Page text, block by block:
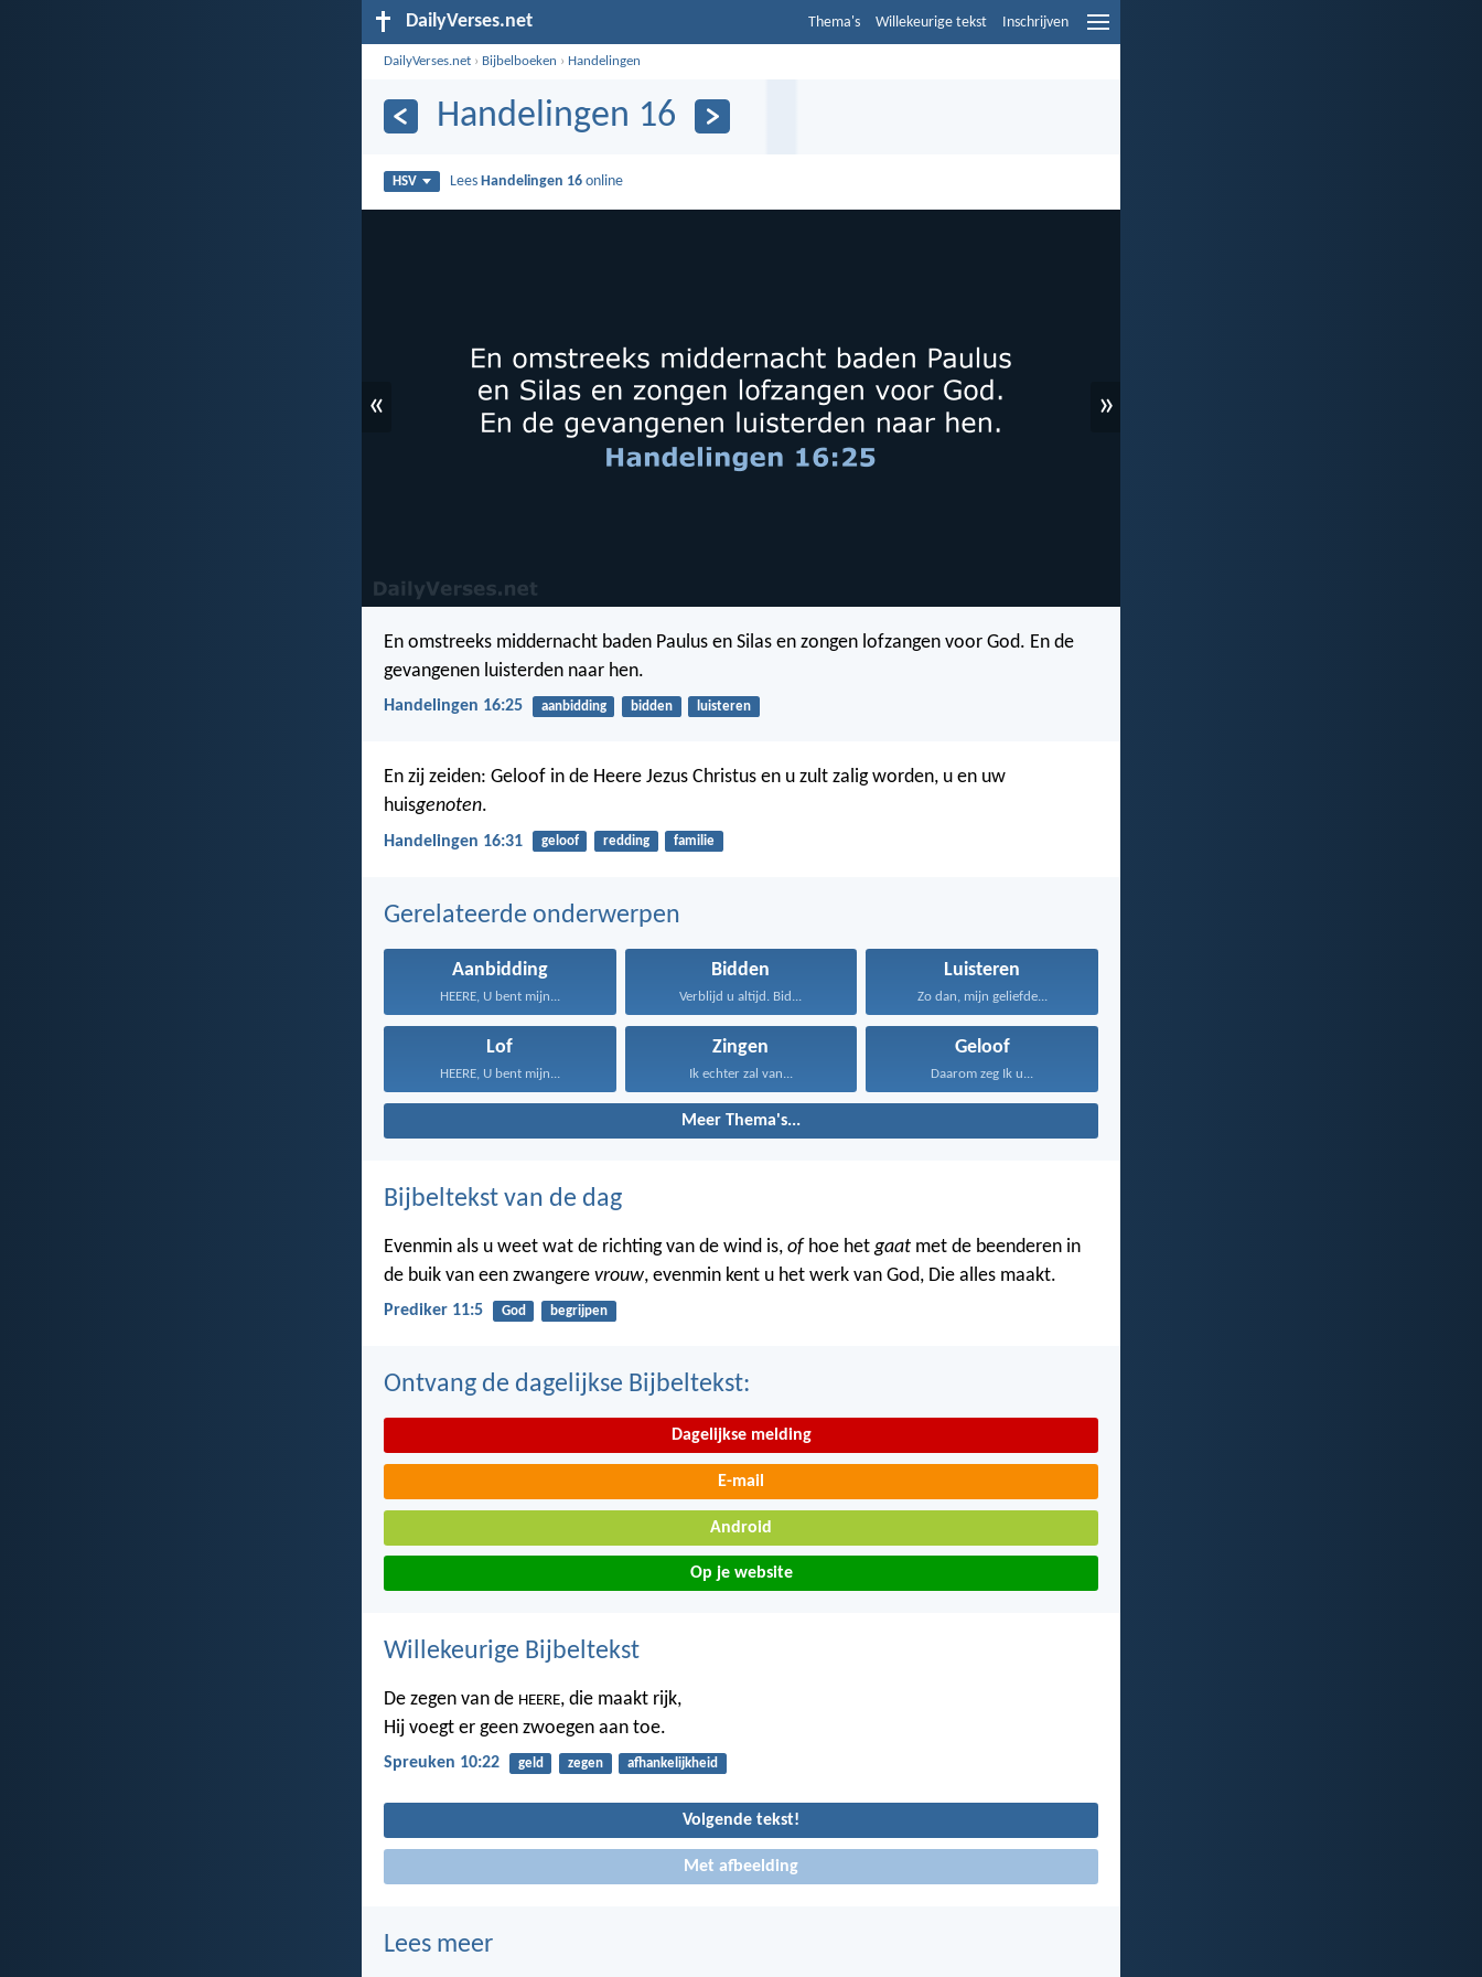
DailyVerses.net Thema's Willekeurige tekst Inschrijven
DailyVerses.net › Bijbelboeken › Handelingen
Handelingen 16
HSV Lees Handelingen 16 online
« »
En omstreeks middernacht baden Paulus en Silas en zongen lofzangen voor God. En de
gevangenen luisterden naar hen.
Handelingen 16:25 aanbidding bidden luisteren
En zij zeiden: Geloof in de Heere Jezus Christus en u zult zalig worden, u en uw
huisgenoten.
Handelingen 16:31 geloof redding familie
Gerelateerde onderwerpen
Aanbidding
HEERE, U bent mijn...
Bidden
Verblijd u altijd. Bid...
Luisteren
Zo dan, mijn geliefde...
Lof
HEERE, U bent mijn...
Zingen
Ik echter zal van...
Geloof
Daarom zeg Ik u...
Meer Thema's...
Bijbeltekst van de dag
Evenmin als u weet wat de richting van de wind is, of hoe het gaat met de beenderen in
de buik van een zwangere vrouw, evenmin kent u het werk van God, Die alles maakt.
Prediker 11:5 God begrijpen
Ontvang de dagelijkse Bijbeltekst:
Dagelijkse melding
E-mail
Android
Op je website
Willekeurige Bijbeltekst
De zegen van de HEERE, die maakt rijk,
Hij voegt er geen zwoegen aan toe.
Spreuken 10:22 geld zegen afhankelijkheid
Volgende tekst!
Met afbeelding
Lees meer